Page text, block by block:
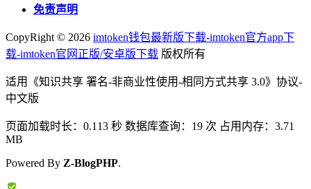
免责声明
CopyRight © 2026 imtoken钱包最新版下载-imtoken官方app下
载-imtoken官网正版/安卓版下载 版权所有
适用《知识共享 署名-非商业性使用-相同方式共享 3.0》协议-
中文版
页面加载时长：0.113 秒 数据库查询：19 次 占用内存：3.71
MB
Powered By Z-BlogPHP.